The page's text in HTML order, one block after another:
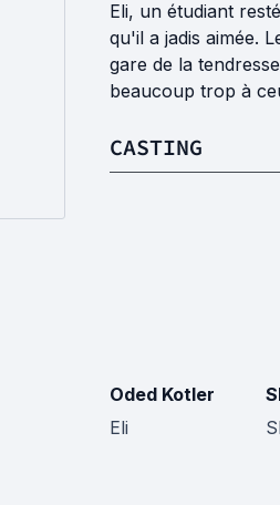
Eli, un étudiant
qu'il a jadis aimée.
gare de la
beaucoup trop à
CASTING
Oded Kotler
Eli